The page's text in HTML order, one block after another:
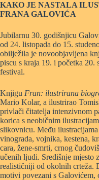
KAKO JE NASTALA
FRANA GALOVIĆA
Jubilarnu 30. godišnjicu
od 24. listopada do 15.
obilježila je novoobjavljena
piscu s kraja 19. i početka 20.
festival.
Knjigu Fran: ilustrirana
Mario Kolar, a ilustrirao
privlači čitatelja intenzivnom
korica s neobičnim
slikovnicu. Među
vinograda, vojnika, kestena,
cara, žene-smrti, crnog
učenih ljudi. Središnje mjesto
realističniji od okolnih crteža.
motivi povezani s Galovićem,